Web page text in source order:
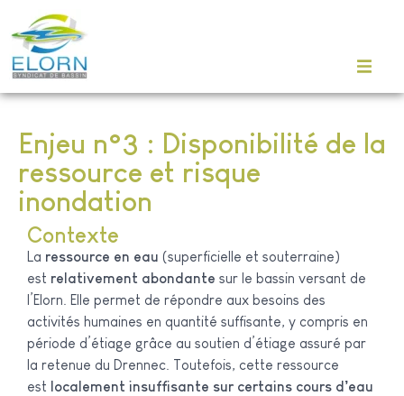
Enjeu n°3 : Disponibilité de la
ressource et risque
inondation
Contexte
La ressource en eau (superficielle et souterraine)
est relativement abondante sur le bassin versant de
l’Elorn. Elle permet de répondre aux besoins des
activités humaines en quantité suffisante, y compris en
période d’étiage grâce au soutien d’étiage assuré par
la retenue du Drennec. Toutefois, cette ressource
est localement insuffisante sur certains cours d’eau